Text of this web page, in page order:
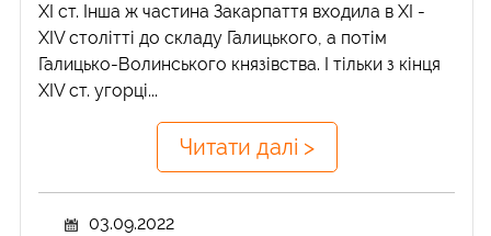
XI ст. Інша ж частина Закарпаття входила в XI -
XIV столітті до складу Галицького, а потім
Галицько-Волинського князівства. І тільки з кінця
XIV ст. угорці...
Читати далі >
03.09.2022